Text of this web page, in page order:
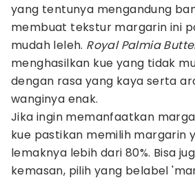
yang tentunya mengandung
membuat tekstur margarin ini
mudah leleh. Royal Palmia
menghasilkan kue yang tidak
dengan rasa yang kaya serta
wanginya enak.
Jika ingin memanfaatkan
kue pastikan memilih margarin
lemaknya lebih dari 80%. Bisa
kemasan, pilih yang belabel